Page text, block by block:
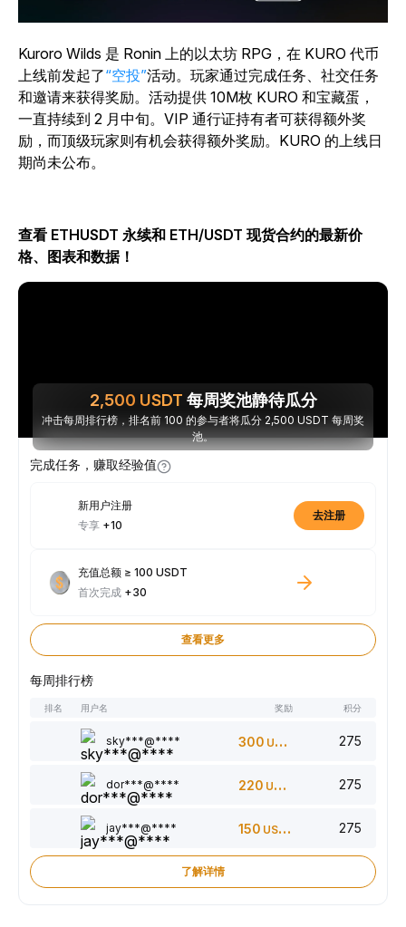
Kuroro Wilds 是 Ronin 上的以太坊 RPG，在 KURO 代币
上线前发起了“空投”活动。玩家通过完成任务、社交任务
和邀请来获得奖励。活动提供 10M枚 KURO 和宝藏蛋，
一直持续到 2 月中旬。VIP 通行证持有者可获得额外奖
励，而顶级玩家则有机会获得额外奖励。KURO 的上线日
期尚未公布。
查看 ETHUSDT 永续和 ETH/USDT 现货合约的最新价
格、图表和数据！
2,500 USDT 每周奖池静待瓜分
冲击每周排行榜，排名前 100 的参与者将瓜分 2,500 USDT 每周奖
池。
完成任务，赚取经验值
新用户注册
专享 +10
去注册
充值总额 ≥ 100 USDT
首次完成 +30
查看更多
每周排行榜
排名 用户名 奖励 积分
sky***@**** 300 USDT 275
dor***@**** 220 USDT 275
jay***@**** 150 USDT 275
了解详情